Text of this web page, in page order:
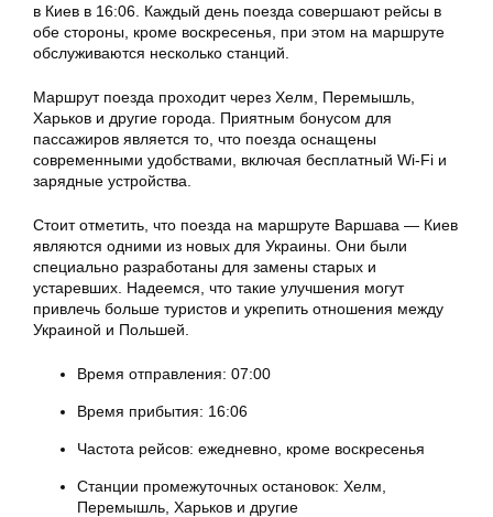
в Киев в 16:06. Каждый день поезда совершают рейсы в
обе стороны, кроме воскресенья, при этом на маршруте
обслуживаются несколько станций.
Маршрут поезда проходит через Хелм, Перемышль,
Харьков и другие города. Приятным бонусом для
пассажиров является то, что поезда оснащены
современными удобствами, включая бесплатный Wi-Fi и
зарядные устройства.
Стоит отметить, что поезда на маршруте Варшава — Киев
являются одними из новых для Украины. Они были
специально разработаны для замены старых и
устаревших. Надеемся, что такие улучшения могут
привлечь больше туристов и укрепить отношения между
Украиной и Польшей.
Время отправления: 07:00
Время прибытия: 16:06
Частота рейсов: ежедневно, кроме воскресенья
Станции промежуточных остановок: Хелм,
Перемышль, Харьков и другие